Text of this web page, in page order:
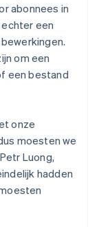
abonnees in
een
om een
een bestand
onze
moesten we
Luong,
hadden